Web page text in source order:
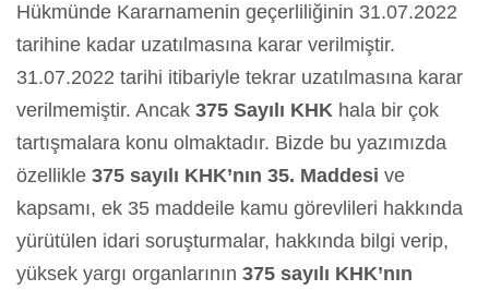
Hükmünde Kararnamenin geçerliliğinin 31.07.2022
tarihine kadar uzatılmasına karar verilmiştir.
31.07.2022 tarihi itibariyle tekrar uzatılmasına karar
verilmemiştir. Ancak 375 Sayılı KHK hala bir çok
tartışmalara konu olmaktadır. Bizde bu yazımızda
özellikle 375 sayılı KHK’nın 35. Maddesi ve
kapsamı, ek 35 maddeile kamu görevlileri hakkında
yürütülen idari soruşturmalar, hakkında bilgi verip,
yüksek yargı organlarının 375 sayılı KHK’nın